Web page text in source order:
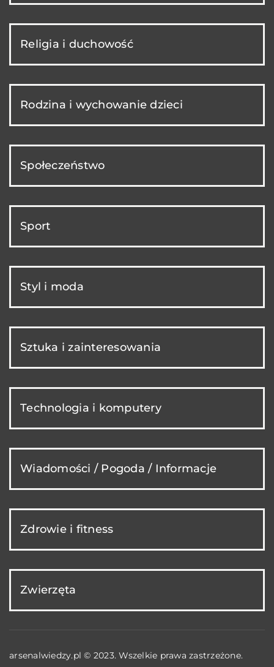
Religia i duchowość
Rodzina i wychowanie dzieci
Społeczeństwo
Sport
Styl i moda
Sztuka i zainteresowania
Technologia i komputery
Wiadomości / Pogoda / Informacje
Zdrowie i fitness
Zwierzęta
arsenalwiedzy.pl © 2023. Wszelkie prawa zastrzeżone.